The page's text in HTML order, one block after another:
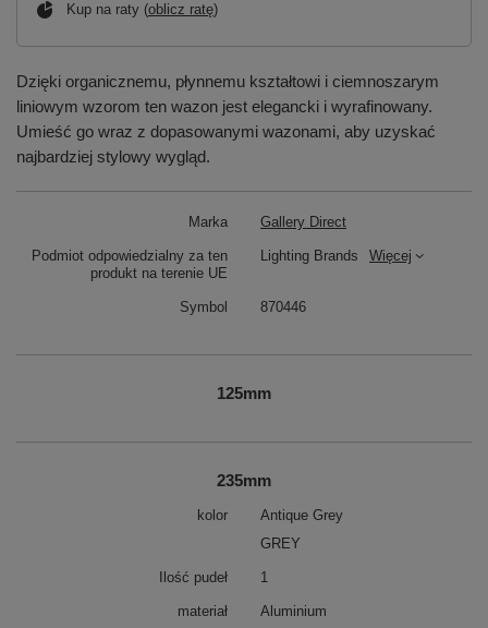
Kup na raty (oblicz ratę)
Dzięki organicznemu, płynnemu kształtowi i ciemnoszarym
liniowym wzorom ten wazon jest elegancki i wyrafinowany.
Umieść go wraz z dopasowanymi wazonami, aby uzyskać
najbardziej stylowy wygląd.
Marka Gallery Direct
Podmiot odpowiedzialny za ten
produkt na terenie UE
Lighting Brands Więcej
Symbol 870446
125mm
235mm
kolor
Antique Grey
GREY
Ilość pudeł 1
materiał Aluminium